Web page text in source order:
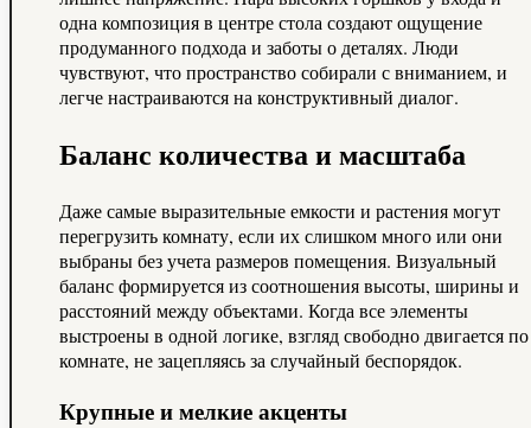
одна композиция в центре стола создают ощущение
продуманного подхода и заботы о деталях. Люди
чувствуют, что пространство собирали с вниманием, и
легче настраиваются на конструктивный диалог.
Баланс количества и масштаба
Даже самые выразительные емкости и растения могут
перегрузить комнату, если их слишком много или они
выбраны без учета размеров помещения. Визуальный
баланс формируется из соотношения высоты, ширины и
расстояний между объектами. Когда все элементы
выстроены в одной логике, взгляд свободно двигается по
комнате, не зацепляясь за случайный беспорядок.
Крупные и мелкие акценты